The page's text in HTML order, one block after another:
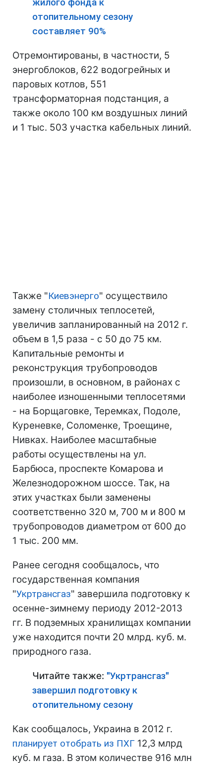
отопительному сезону
составляет 90%
Отремонтированы, в частности, 5
энергоблоков, 622 водогрейных и
паровых котлов, 551
трансформаторная подстанция, а
также около 100 км воздушных линий
и 1 тыс. 503 участка кабельных линий.
Также "Киевэнерго" осуществило
замену столичных теплосетей,
увеличив запланированный на 2012 г.
объем в 1,5 раза - с 50 до 75 км.
Капитальные ремонты и
реконструкция трубопроводов
произошли, в основном, в районах с
наиболее изношенными теплосетями
- на Борщаговке, Теремках, Подоле,
Куреневке, Соломенке, Троещине,
Нивках. Наиболее масштабные
работы осуществлены на ул.
Барбюса, проспекте Комарова и
Железнодорожном шоссе. Так, на
этих участках были заменены
соответственно 320 м, 700 м и 800 м
трубопроводов диаметром от 600 до
1 тыс. 200 мм.
Ранее сегодня сообщалось, что
государственная компания
"Укртрансгаз" завершила подготовку к
осенне-зимнему периоду 2012-2013
гг. В подземных хранилищах компании
уже находится почти 20 млрд. куб. м.
природного газа.
Читайте также: "Укртрансгаз"
завершил подготовку к
отопительному сезону
Как сообщалось, Украина в 2012 г.
планирует отобрать из ПХГ 12,3 млрд
куб. м газа. В этом количестве 916 млн